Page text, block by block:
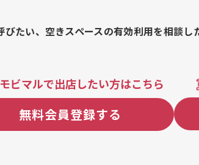
り
芋 金蜜芋 輪切り(40g〜50g)、
さつまいもラテ ICE、幻のさつ
びたい、空きスペースの有効利用を相談し
モビマルで出店したい方はこちら
無料会員登録する